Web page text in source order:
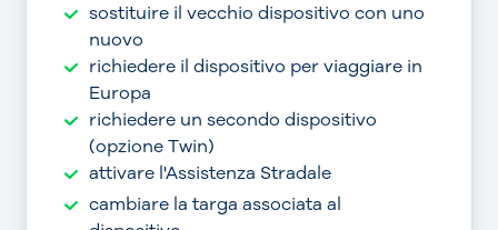
sostituire il vecchio dispositivo con uno
nuovo
richiedere il dispositivo per viaggiare in
Europa
richiedere un secondo dispositivo
(opzione Twin)
attivare l'Assistenza Stradale
cambiare la targa associata al